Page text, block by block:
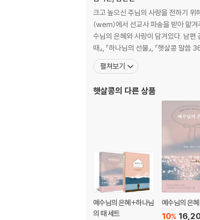
크고 높으신 주님의 사랑을 전하기 위
(wem)에서 선교사 파송을 받아 맡겨
수님의 은혜와 사랑이 담겨있다. 남편
때』, 『하나님의 선물』, 『햇살콩 말씀
펼쳐보기
햇살콩의 다른 상품
예수님의 은혜+하나님
의 때 세트
예수님의 은혜
10%